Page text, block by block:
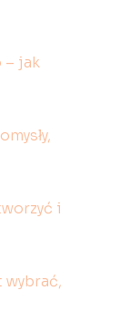
– jak
i
wybrać,